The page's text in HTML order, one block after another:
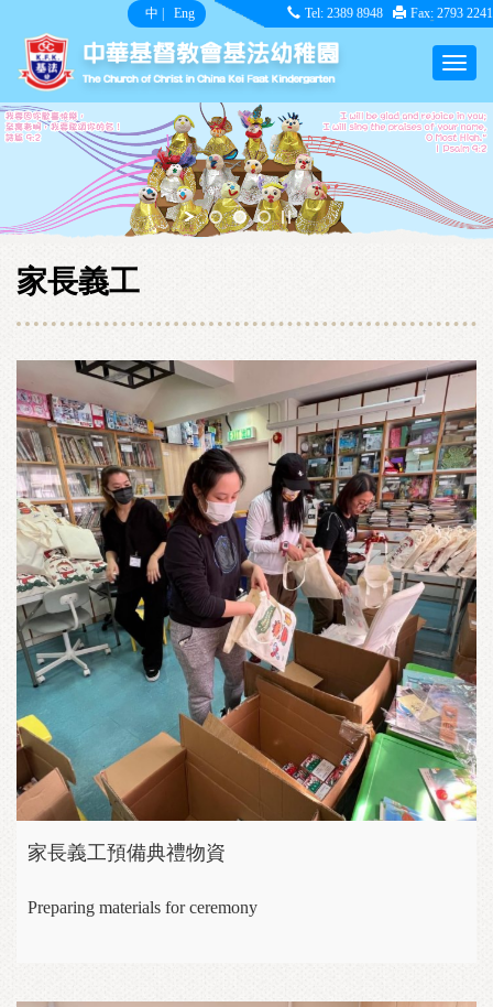
中 Eng Tel: 2389 8948 Fax: 2793 2241
家長義工
家長義工預備典禮物資
Preparing materials for ceremony